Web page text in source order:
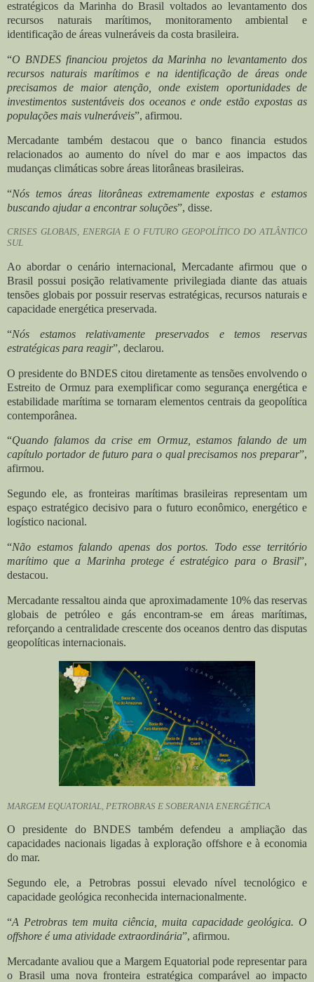
estratégicos da Marinha do Brasil voltados ao levantamento dos
recursos naturais marítimos, monitoramento ambiental e
identificação de áreas vulneráveis da costa brasileira.
“O BNDES financiou projetos da Marinha no levantamento dos
recursos naturais marítimos e na identificação de áreas onde
precisamos de maior atenção, onde existem oportunidades de
investimentos sustentáveis dos oceanos e onde estão expostas as
populações mais vulneráveis”, afirmou.
Mercadante também destacou que o banco financia estudos
relacionados ao aumento do nível do mar e aos impactos das
mudanças climáticas sobre áreas litorâneas brasileiras.
“Nós temos áreas litorâneas extremamente expostas e estamos
buscando ajudar a encontrar soluções”, disse.
CRISES GLOBAIS, ENERGIA E O FUTURO GEOPOLÍTICO DO ATLÂNTICO
SUL
Ao abordar o cenário internacional, Mercadante afirmou que o
Brasil possui posição relativamente privilegiada diante das atuais
tensões globais por possuir reservas estratégicas, recursos naturais e
capacidade energética preservada.
“Nós estamos relativamente preservados e temos reservas
estratégicas para reagir”, declarou.
O presidente do BNDES citou diretamente as tensões envolvendo o
Estreito de Ormuz para exemplificar como segurança energética e
estabilidade marítima se tornaram elementos centrais da geopolítica
contemporânea.
“Quando falamos da crise em Ormuz, estamos falando de um
capítulo portador de futuro para o qual precisamos nos preparar”,
afirmou.
Segundo ele, as fronteiras marítimas brasileiras representam um
espaço estratégico decisivo para o futuro econômico, energético e
logístico nacional.
“Não estamos falando apenas dos portos. Todo esse território
marítimo que a Marinha protege é estratégico para o Brasil”,
destacou.
Mercadante ressaltou ainda que aproximadamente 10% das reservas
globais de petróleo e gás encontram-se em áreas marítimas,
reforçando a centralidade crescente dos oceanos dentro das disputas
geopolíticas internacionais.
MARGEM EQUATORIAL, PETROBRAS E SOBERANIA ENERGÉTICA
O presidente do BNDES também defendeu a ampliação das
capacidades nacionais ligadas à exploração offshore e à economia
do mar.
Segundo ele, a Petrobras possui elevado nível tecnológico e
capacidade geológica reconhecida internacionalmente.
“A Petrobras tem muita ciência, muita capacidade geológica. O
offshore é uma atividade extraordinária”, afirmou.
Mercadante avaliou que a Margem Equatorial pode representar para
o Brasil uma nova fronteira estratégica comparável ao impacto